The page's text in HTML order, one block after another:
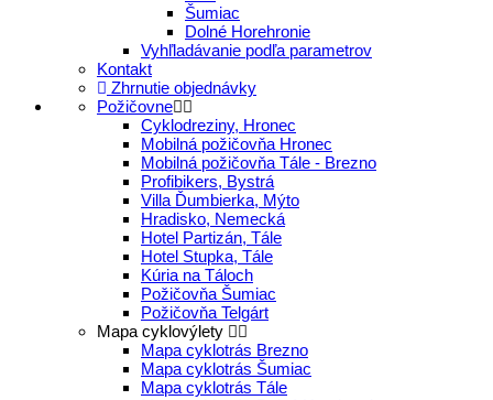
Šumiac
Dolné Horehronie
Vyhľladávanie podľa parametrov
Kontakt
Zhrnutie objednávky
Požičovne
Cyklodreziny, Hronec
Mobilná požičovňa Hronec
Mobilná požičovňa Tále - Brezno
Profibikers, Bystrá
Villa Ďumbierka, Mýto
Hradisko, Nemecká
Hotel Partizán, Tále
Hotel Stupka, Tále
Kúria na Táloch
Požičovňa Šumiac
Požičovňa Telgárt
Mapa cyklovýlety
Mapa cyklotrás Brezno
Mapa cyklotrás Šumiac
Mapa cyklotrás Tále